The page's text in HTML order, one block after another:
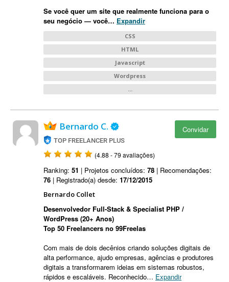
Se você quer um site que realmente funciona para o
seu negócio — você… Expandir
CSS
HTML
Javascript
Wordpress
...
Convidar
Bernardo C.
TOP FREELANCER PLUS
(4.88 - 79 avaliações)
Ranking: 51 | Projetos concluídos: 78 | Recomendações:
76 | Registrado(a) desde: 17/12/2015
Bernardo Collet
Desenvolvedor Full-Stack & Specialist PHP /
WordPress (20+ Anos)
Top 50 Freelancers no 99Freelas
Com mais de dois decênios criando soluções digitais de
alta performance, ajudo empresas, agências e produtores
digitais a transformarem ideias em sistemas robustos,
rápidos e escaláveis. Reconhecido… Expandir